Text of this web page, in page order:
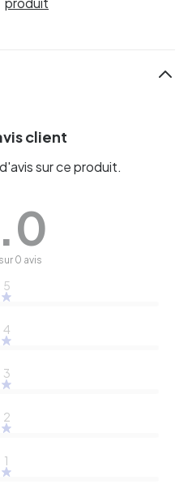
client
sur ce produit.
0 avis
5
4
3
2
1